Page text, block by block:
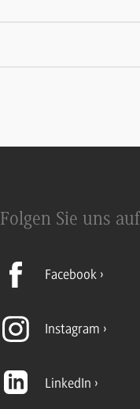
Folgen Sie uns auf
Facebook
Instagram
LinkedIn